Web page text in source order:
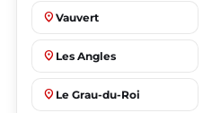
place Vauvert
place Les Angles
place Le Grau-du-Roi